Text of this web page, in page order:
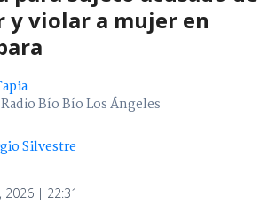
y violar a mujer en
Bío Bío Los Ángeles
Silvestre
2026 | 22:31